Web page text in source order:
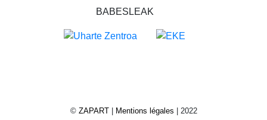
BABESLEAK
© ZAPART Mentions légales | 2022